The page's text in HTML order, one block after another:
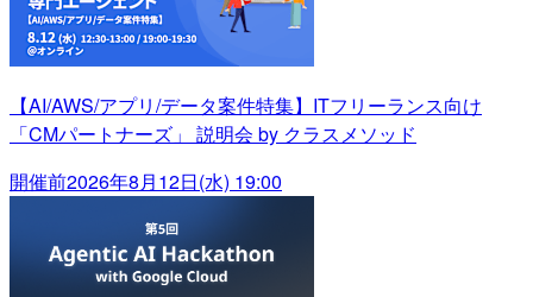
【AI/AWS/アプリ/データ案件特集】ITフリーランス向け
「CMパートナーズ」 説明会 by クラスメソッド
開催前2026年8月12日(水) 19:00